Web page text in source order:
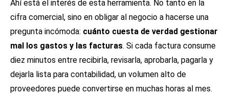
Ahí está el interés de esta herramienta. No tanto en la
cifra comercial, sino en obligar al negocio a hacerse una
pregunta incómoda: cuánto cuesta de verdad gestionar
mal los gastos y las facturas. Si cada factura consume
diez minutos entre recibirla, revisarla, aprobarla, pagarla y
dejarla lista para contabilidad, un volumen alto de
proveedores puede convertirse en muchas horas al mes.